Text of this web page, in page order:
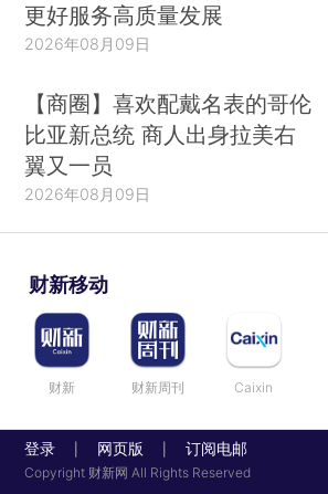
更好服务高质量发展
2026年08月09日
【商圈】喜欢配戴名表的哥伦
比亚新总统 商人出身拉美右
翼又一员
2026年08月09日
财新移动
财新 财新周刊 Caixin
登录 网页版 订阅电邮
Copyright 财新网 All Rights Reserved